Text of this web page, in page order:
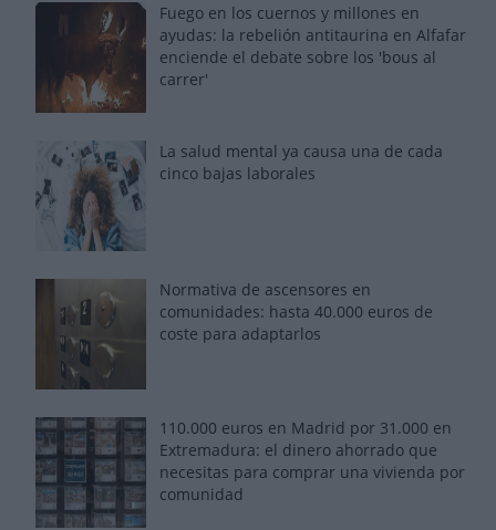
Fuego en los cuernos y millones en
ayudas: la rebelión antitaurina en Alfafar
enciende el debate sobre los 'bous al
carrer'
La salud mental ya causa una de cada
cinco bajas laborales
Normativa de ascensores en
comunidades: hasta 40.000 euros de
coste para adaptarlos
110.000 euros en Madrid por 31.000 en
Extremadura: el dinero ahorrado que
necesitas para comprar una vivienda por
comunidad